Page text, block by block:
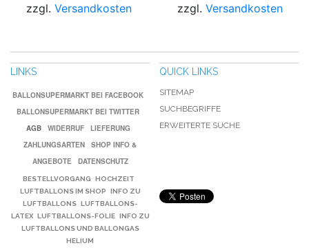
zzgl.Versandkosten zzgl. Versandkosten
LINKS
BALLONSUPERMARKT BEI FACEBOOK
BALLONSUPERMARKT BEI TWITTER
AGB
WIDERRUF
LIEFERUNG
ZAHLUNGSARTEN
SHOP INFO &
ANGEBOTE
DATENSCHUTZ
BESTELLVORGANG
HOCHZEIT
LUFTBALLONS IM SHOP
INFO ZU
LUFTBALLONS
LUFTBALLONS-
LATEX
LUFTBALLONS-FOLIE
INFO ZU
LUFTBALLONS UND BALLONGAS
HELIUM
QUICK LINKS
SITEMAP
SUCHBEGRIFFE
ERWEITERTE SUCHE